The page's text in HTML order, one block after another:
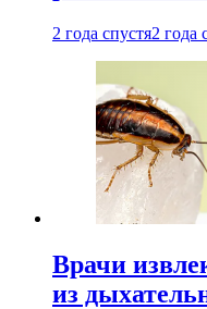
2 года спустя2 года
Врачи
из